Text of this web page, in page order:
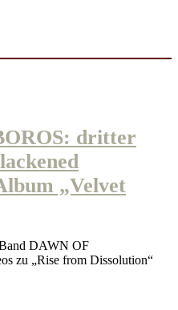
dritter
„Velvet
DAWN OF
zu „Rise from Dissolution“